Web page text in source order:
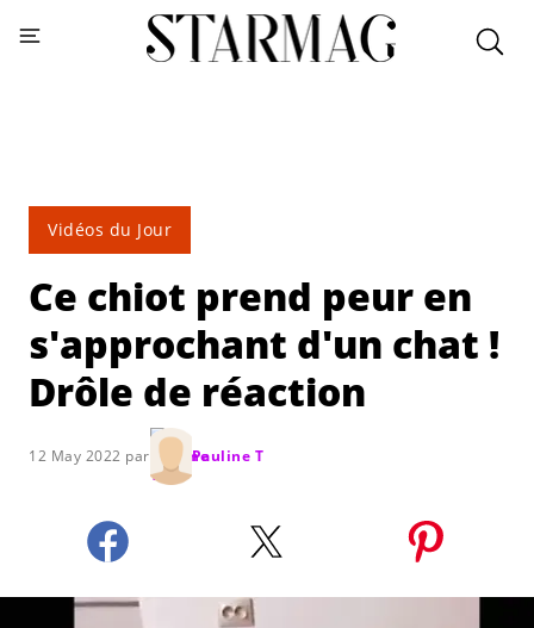
Vidéos du Jour
Ce chiot prend peur en
s'approchant d'un chat !
Drôle de réaction
12 May 2022 par Pauline T